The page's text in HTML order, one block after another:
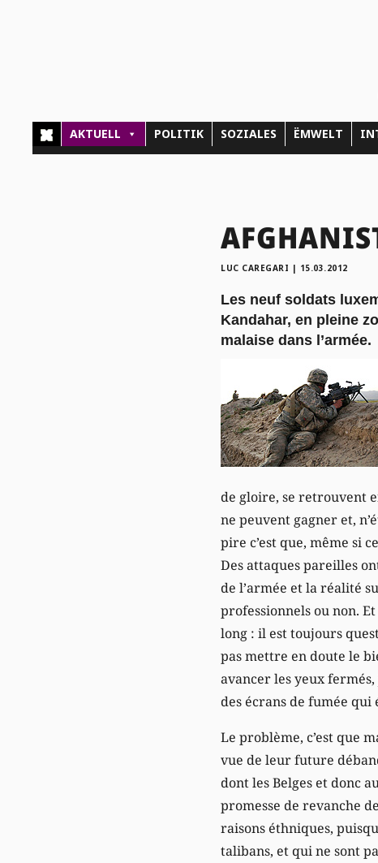
AKTUELL POLITIK SOZIALES ËMWELT
LUC CAREGARI | 15.03.2012
Les neuf soldats
Kandahar, en pleine
malaise dans l’armée.
de gloire, se retrouvent
ne peuvent gagner et,
pire c’est que, même si
Des attaques pareilles
de l’armée et la réalité
professionnels ou non.
long : il est toujours
pas mettre en doute le
avancer les yeux
des écrans de fumée
Le problème, c’est que
vue de leur future
dont les Belges et donc
promesse de revanche
raisons éthniques,
talibans, et qui ne sont